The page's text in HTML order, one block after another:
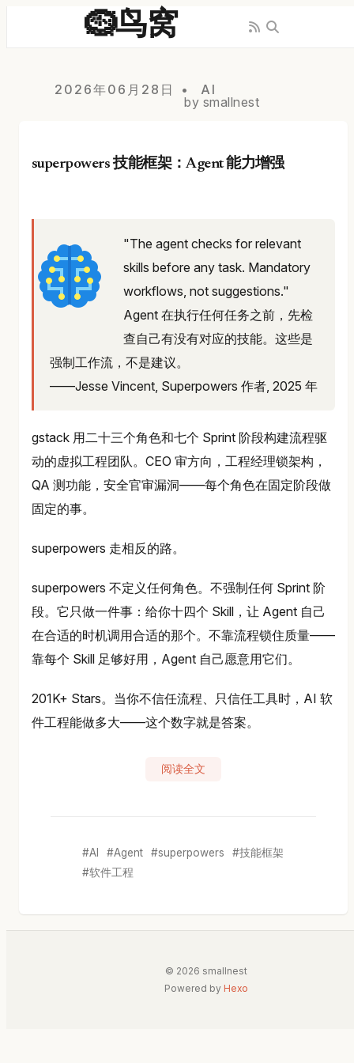
🪹鸟窝
2026年06月28日
AI
by smallnest
superpowers 技能框架：Agent 能力增强
"The agent checks for relevant
skills before any task. Mandatory
workflows, not suggestions."
Agent 在执行任何任务之前，先检
查自己有没有对应的技能。这些是
强制工作流，不是建议。
——Jesse Vincent, Superpowers 作者, 2025 年
gstack 用二十三个角色和七个 Sprint 阶段构建流程驱
动的虚拟工程团队。CEO 审方向，工程经理锁架构，
QA 测功能，安全官审漏洞——每个角色在固定阶段做
固定的事。
superpowers 走相反的路。
superpowers 不定义任何角色。不强制任何 Sprint 阶
段。它只做一件事：给你十四个 Skill，让 Agent 自己
在合适的时机调用合适的那个。不靠流程锁住质量——
靠每个 Skill 足够好用，Agent 自己愿意用它们。
201K+ Stars。当你不信任流程、只信任工具时，AI 软
件工程能做多大——这个数字就是答案。
阅读全文
AI Agent superpowers
技能框架
软件工程
© 2026 smallnest
Powered by Hexo